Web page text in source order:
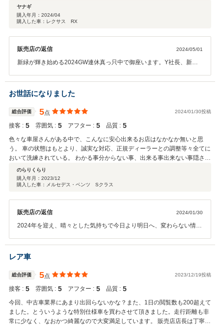
ので、何かと気を使うシーンもあるかもしれませんがwどうか可愛が
って下さいませ。優しい奥様には無理を聞いて頂きましたがwご夫妻
最愛の奥様との出会いに感謝しながら、筆舌に尽くしがたい御礼を結
ばせて頂きます。この度は誠にありがとうございました。またお会い
から欲しかった車がアップされていました。 カーセンサーでの問い合わせで
はなく、すぐに電話をしました。 サイトから問い合わせをしなかった自身が
悪いのですが、電話での第一印象はあまりよくありませんでした。 電話では
え、この点で星を1点マイナスにさせていただきました。 ただ、その後の対
応はとても丁寧でした。 詳細は割愛しますが、自身にとってプラスになるよ
の後の納期までのスケジュールに関してもこちらの都合で調整してくれまし
た。 また、納車時の自動車の説明もとても詳しくしてくれました。 同行し
た友人は販売店よりも詳しく説明してくれると話していました。 購入した車
ですが、購入時の状態もよく、購入から1か月経過しても特に問題なく、大
す。 また自動車の買い替え時期になったら相談したいと考えています。 店
長から写真撮影を依頼されましたが、その点はお断りさせていただき、その
代わりこちらに投稿させていただきました。 この度は、ありがとうございま
した。 今後また機会がありましたら、その際はよろしくお願いいたします。
ヤナギ
購入年月： 2024/04
購入した車：レクサス RX
販売店の返信 2024/05/01
新緑が輝き始める2024GW連休真っ只中で御座います。Y社長、新し
新しい愛車を当店からお求めいただきまして誠にありがとうございま
した。楽しい歓談の中でご納車まで晴れやかな気持ちでご一緒しまし
たが、ご商談の入り口ではご懸念を与えていた様子を知るに至り、Y
社長の心配りのコメントを心に刻みながら、その点は当店今後に活か
していきたいと自戒の念を抱いております。しかし何よりもY社長が
新しい愛車をお気に召して頂いているご様子には、安堵の気持ちと感
謝の気持ちが溢れて参ります。Y社長、この度は本当にありがとうご
ざいました。まだ最新式のLEXUSで御座いますので、時期は当分先に
なろうかとお見受けしておりますが、また次の機会を頂戴できる暁に
ジネスシーンを展開される御社Y社長の今後益々のご隆昌を祈念致し
つつ、筆舌に変えがたい感謝の挨拶を結ばせて頂きます。ご愛用期間
社長と再びお会いできる日を楽しみしております。心からの感謝を添
えて。
お世話になりました
総合評価 5点 2024/01/30投稿
接客 : 5 雰囲気 : 5 アフター : 5 品質 : 5
色々な車屋さんがある中で、こんなに安心出来るお店はなかなか無いと思
う。 車の状態はもとより、誠実な対応、正規ディーラーとの調整等々全てに
おいて洗練されている。 わかる事分からない事、出来る事出来ない事隠さず
説明してくれる。 色々無理なお願いをしたにも関わらず嫌な顔一つしないで
対応していただいた遠藤店長には感謝しか無いです。
のらりくらり
購入年月： 2023/12
購入した車：メルセデス・ベンツ Sクラス
販売店の返信 2024/01/30
2024年を迎え、晴々とした気持ちで今日より明日へ、変わらない情熱
えに、長年に渡るご愛顧を頂戴する顧客各位からのご支援があるから
に他なりません。M社長様並びに麗しき奥様には、同郷の誼として当
して心からの御礼を申し上げる次第です。M社長様、この度も本当に
ありがとうございました。スタッフ全員でM社長からお寄せ頂いた身
に余るほどにもったいないお言葉を拝しまして、文頭の通り改めて、
これからも頑なに直向きに頑張ろうと決意しております。私たちに元
気をもらえるM社長様からのお言葉を繰り返し読ませて頂いておりま
す。過分な評価であろうかと自覚しておりますが、M社長様からの激
レア車
総合評価 5点 2023/12/19投稿
接客 : 5 雰囲気 : 5 アフター : 5 品質 : 5
今回、中古車業界にあまり出回らないかな？また、1日の閲覧数も200超えて
ました。とういうような特別仕様車を買わさせて頂きました。走行距離も非
常に少なく、なおかつ綺麗なので大変満足しています。 販売店店長は丁寧な